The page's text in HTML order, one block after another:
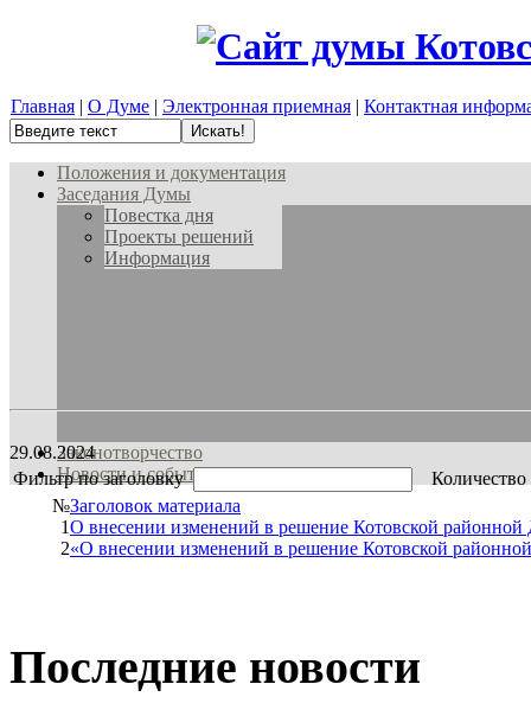
Главная | О Думе | Электронная приемная | Контактная
Положения и документация
Заседания Думы
Повестка дня
Проекты решений
Информация
Законотворчество
Новости и события
29.08.2024
Фильтр по заголовку
№Заголовок материала
1О внесении изменений в решение Котовской
2«О внесении изменений в решение Котовской
Последние новости